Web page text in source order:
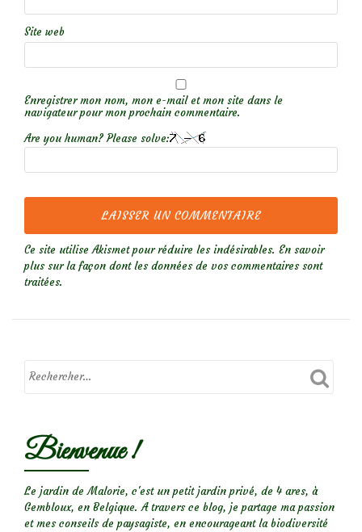
Site web
Enregistrer mon nom, mon e-mail et mon site dans le
navigateur pour mon prochain commentaire.
Are you human? Please solve:
Ce site utilise Akismet pour réduire les indésirables. En savoir
plus sur la façon dont les données de vos commentaires sont
traitées.
Bienvenue !
Le jardin de Malorie, c'est un petit jardin privé, de 4 ares, à
Gembloux, en Belgique. A travers ce blog, je partage ma passion
et mes conseils de paysagiste, en encourageant la biodiversité